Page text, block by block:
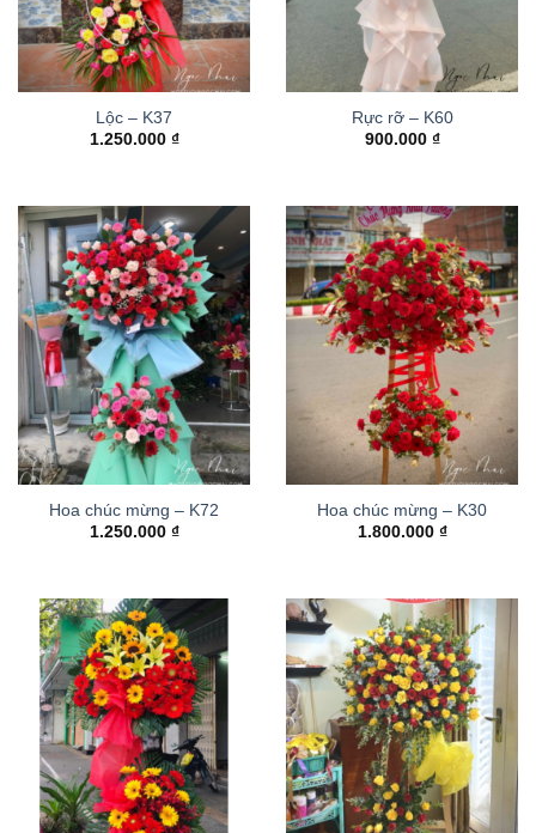
Lộc – K37
1.250.000 ₫
Rực rỡ – K60
900.000 ₫
Hoa chúc mừng – K72
1.250.000 ₫
Hoa chúc mừng – K30
1.800.000 ₫